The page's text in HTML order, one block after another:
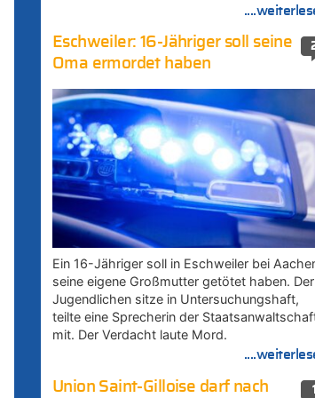
Eschweiler: 16-Jähriger soll seine
Oma ermordet haben
Ein 16-Jähriger soll in Eschweiler bei
seine eigene Großmutter getötet haben. Der
Jugendlichen sitze in Untersuchungshaft,
teilte eine Sprecherin der
mit. Der Verdacht laute Mord.
1
Union Saint-Gilloise darf nach